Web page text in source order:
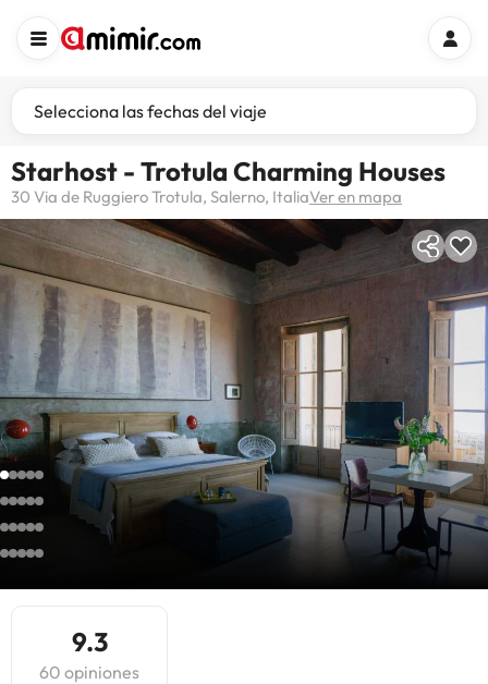
Selecciona las fechas del viaje
Starhost - Trotula Charming Houses
30 Via de Ruggiero Trotula, Salerno, ItaliaVer en mapa
9.3
60 opiniones